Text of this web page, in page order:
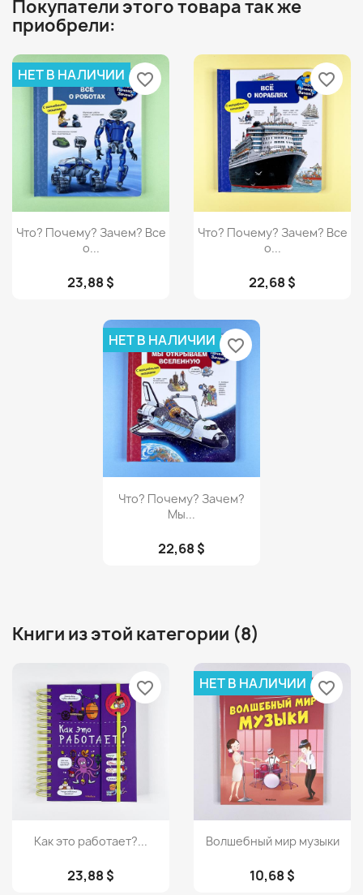
Покупатели этого товара так же
приобрели:
Просмотр
Что? Почему? Зачем? Все
о...
23,88 $
НЕТ В НАЛИЧИИ favorite_border
Просмотр
Что? Почему? Зачем? Все
о...
22,68 $
favorite_border
Просмотр
Что? Почему? Зачем?
Мы...
22,68 $
НЕТ В НАЛИЧИИ favorite_border
Книги из этой категории (8)
Просмотр
Как это работает?...
23,88 $
favorite_border
Просмотр
Волшебный мир музыки
10,68 $
НЕТ В НАЛИЧИИ favorite_border